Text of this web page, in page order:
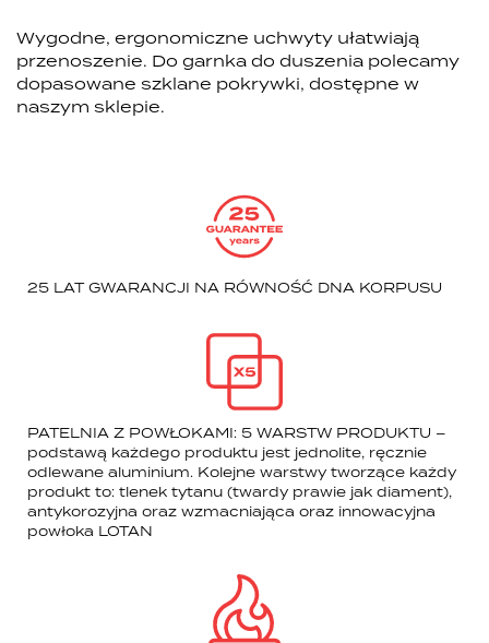
Wygodne, ergonomiczne uchwyty ułatwiają
przenoszenie. Do garnka do duszenia polecamy
dopasowane szklane pokrywki, dostępne w
naszym sklepie.
25 LAT GWARANCJI NA RÓWNOŚĆ DNA KORPUSU
PATELNIA Z POWŁOKAMI: 5 WARSTW PRODUKTU –
podstawą każdego produktu jest jednolite, ręcznie
odlewane aluminium. Kolejne warstwy tworzące każdy
produkt to: tlenek tytanu (twardy prawie jak diament),
antykorozyjna oraz wzmacniająca oraz innowacyjna
powłoka LOTAN